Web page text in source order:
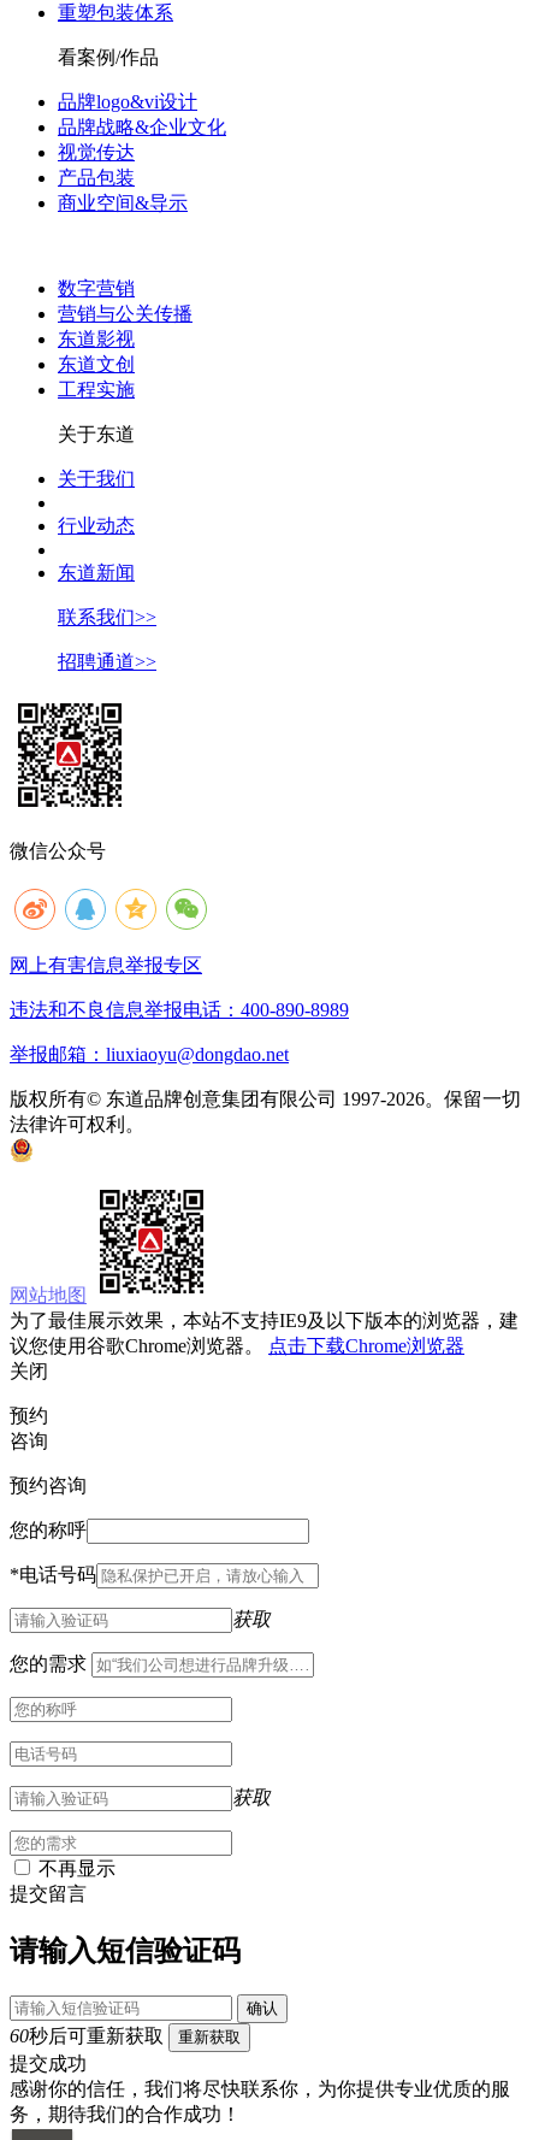
重塑包装体系
看案例/作品
品牌logo&vi设计
品牌战略&企业文化
视觉传达
产品包装
商业空间&导示
数字营销
营销与公关传播
东道影视
东道文创
工程实施
关于东道
关于我们
行业动态
东道新闻
联系我们>>
招聘通道>>
微信公众号
网上有害信息举报专区
违法和不良信息举报电话：400-890-8989
举报邮箱：liuxiaoyu@dongdao.net
版权所有© 东道品牌创意集团有限公司 1997-2026。保留一切
法律许可权利。
网站地图
为了最佳展示效果，本站不支持IE9及以下版本的浏览器，建
议您使用谷歌Chrome浏览器。
点击下载Chrome浏览器
关闭
预约
咨询
预约咨询
您的称呼
*电话号码
获取
您的需求
获取
不再显示
提交留言
请输入短信验证码
确认
60秒后可重新获取 重新获取
提交成功
感谢你的信任，我们将尽快联系你，为你提供专业优质的服
务，期待我们的合作成功！